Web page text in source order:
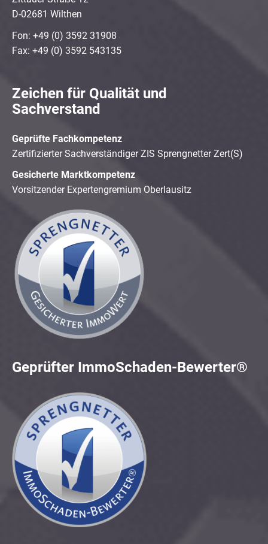
D-02681 Wilthen
Fon: +49 (0) 3592 31908
Fax: +49 (0) 3592 543135
Zeichen für Qualität und
Sachverstand
Geprüfte Fachkompetenz
Zertifizierter Sachverständiger ZIS Sprengnetter Zert(S)
Gesicherte Marktkompetenz
Vorsitzender Expertengremium Oberlausitz
Geprüfter ImmoSchaden-Bewerter®